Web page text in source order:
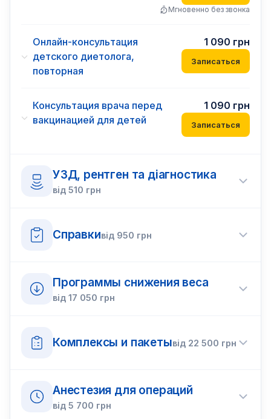
Мгновенно без звонка
Онлайн-консультация
детского диетолога,
повторная
1 090 грн
Записаться
Консультация врача перед
вакцинацией для детей
1 090 грн
Записаться
УЗД, рентген та діагностика
від 510 грн
Справкивід 950 грн
Программы снижения веса
від 17 050 грн
Комплексы и пакетывід 22 500 грн
Анестезия для операций
від 5 700 грн